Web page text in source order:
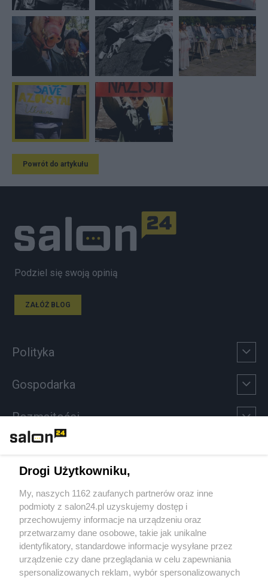
Powrót do artykułu
Podziel się swoją opinią
ZAŁÓŻ BLOG
Polityka
Gospodarka
Rozmaitości
Sport
Społeczeństwo
Kultura
Drogi Użytkowniku,
My, naszych 1162 zaufanych partnerów oraz inne
podmioty z salon24.pl uzyskujemy dostęp i
przechowujemy informacje na urządzeniu oraz
przetwarzamy dane osobowe, takie jak unikalne
identyfikatory, standardowe informacje wysyłane przez
urządzenie czy dane przeglądania w celu zapewniania
spersonalizowanych reklam, wybór spersonalizowanych